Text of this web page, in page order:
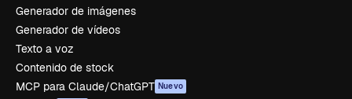
Generador de imágenes
Generador de vídeos
Texto a voz
Contenido de stock
MCP para Claude/ChatGPT Nuevo